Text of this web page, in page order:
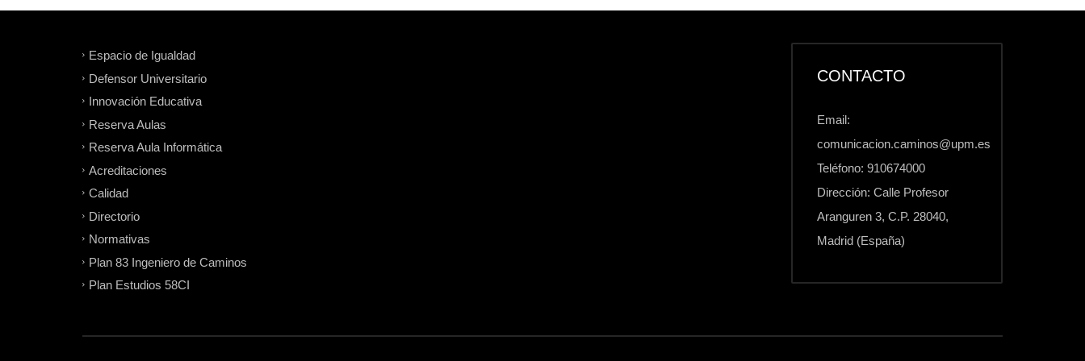
Espacio de Igualdad
Defensor Universitario
Innovación Educativa
Reserva Aulas
Reserva Aula Informática
Acreditaciones
Calidad
Directorio
Normativas
Plan 83 Ingeniero de Caminos
Plan Estudios 58CI
CONTACTO
Email:
comunicacion.caminos@upm.es
Teléfono: 910674000
Dirección: Calle Profesor
Aranguren 3, C.P. 28040,
Madrid (España)